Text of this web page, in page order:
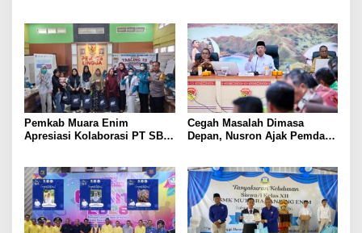
Pemkab Muara Enim
Apresiasi Kolaborasi PT SBS
Cegah Masalah Dimasa
Depan, Nusron Ajak Pemda